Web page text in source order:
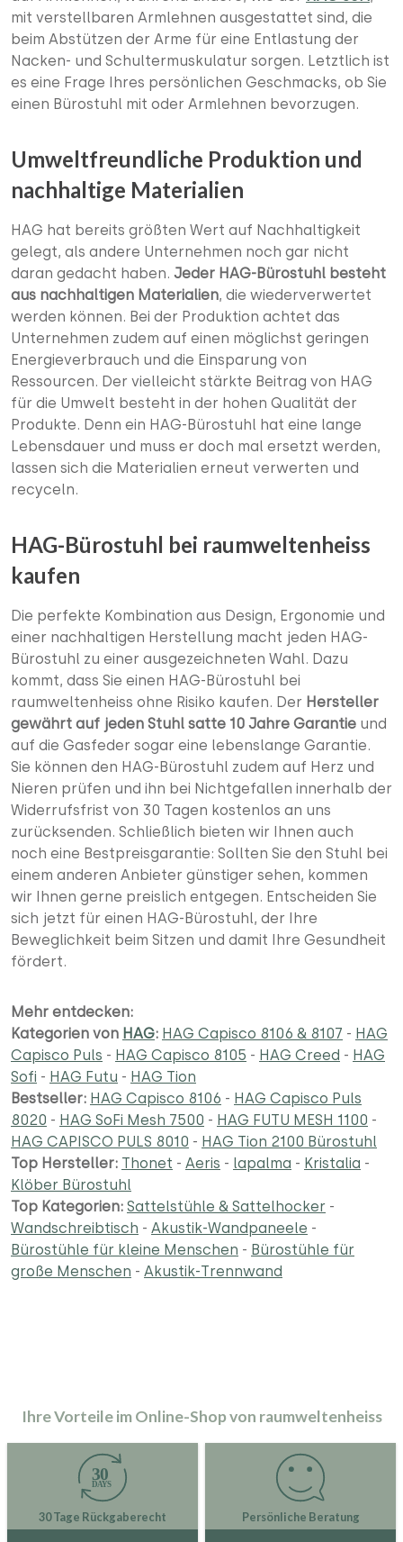
mit verstellbaren Armlehnen ausgestattet sind, die
beim Abstützen der Arme für eine Entlastung der
Nacken- und Schultermuskulatur sorgen. Letztlich ist
es eine Frage Ihres persönlichen Geschmacks, ob Sie
einen Bürostuhl mit oder Armlehnen bevorzugen.
Umweltfreundliche Produktion und
nachhaltige Materialien
HAG hat bereits größten Wert auf Nachhaltigkeit
gelegt, als andere Unternehmen noch gar nicht
daran gedacht haben. Jeder HAG-Bürostuhl besteht
aus nachhaltigen Materialien, die wiederverwertet
werden können. Bei der Produktion achtet das
Unternehmen zudem auf einen möglichst geringen
Energieverbrauch und die Einsparung von
Ressourcen. Der vielleicht stärkte Beitrag von HAG
für die Umwelt besteht in der hohen Qualität der
Produkte. Denn ein HAG-Bürostuhl hat eine lange
Lebensdauer und muss er doch mal ersetzt werden,
lassen sich die Materialien erneut verwerten und
recyceln.
HAG-Bürostuhl bei raumweltenheiss
kaufen
Die perfekte Kombination aus Design, Ergonomie und
einer nachhaltigen Herstellung macht jeden HAG-
Bürostuhl zu einer ausgezeichneten Wahl. Dazu
kommt, dass Sie einen HAG-Bürostuhl bei
raumweltenheiss ohne Risiko kaufen. Der Hersteller
gewährt auf jeden Stuhl satte 10 Jahre Garantie und
auf die Gasfeder sogar eine lebenslange Garantie.
Sie können den HAG-Bürostuhl zudem auf Herz und
Nieren prüfen und ihn bei Nichtgefallen innerhalb der
Widerrufsfrist von 30 Tagen kostenlos an uns
zurücksenden. Schließlich bieten wir Ihnen auch
noch eine Bestpreisgarantie: Sollten Sie den Stuhl bei
einem anderen Anbieter günstiger sehen, kommen
wir Ihnen gerne preislich entgegen. Entscheiden Sie
sich jetzt für einen HAG-Bürostuhl, der Ihre
Beweglichkeit beim Sitzen und damit Ihre Gesundheit
fördert.
Mehr entdecken:
Kategorien von HAG: HAG Capisco 8106 & 8107 - HAG
Capisco Puls - HAG Capisco 8105 - HAG Creed - HAG
Sofi - HAG Futu - HAG Tion
Bestseller: HAG Capisco 8106 - HAG Capisco Puls
8020 - HAG SoFi Mesh 7500 - HAG FUTU MESH 1100 -
HAG CAPISCO PULS 8010 - HAG Tion 2100 Bürostuhl
Top Hersteller: Thonet - Aeris - lapalma - Kristalia -
Klöber Bürostuhl
Top Kategorien: Sattelstühle & Sattelhocker -
Wandschreibtisch - Akustik-Wandpaneele -
Bürostühle für kleine Menschen - Bürostühle für
große Menschen - Akustik-Trennwand
Ihre Vorteile im Online-Shop von raumweltenheiss
30 Tage Rückgaberecht Persönliche Beratung